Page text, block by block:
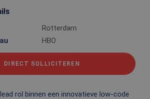
Rotterdam
HBO
DIRECT SOLLICITEREN
rol binnen een innovatieve low-code